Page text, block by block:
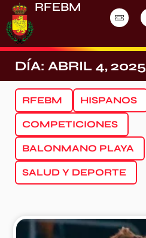
RFEBM
DÍA: ABRIL 4, 2025
RFEBM HISPANOS
COMPETICIONES
BALONMANO PLAYA
SALUD Y DEPORTE